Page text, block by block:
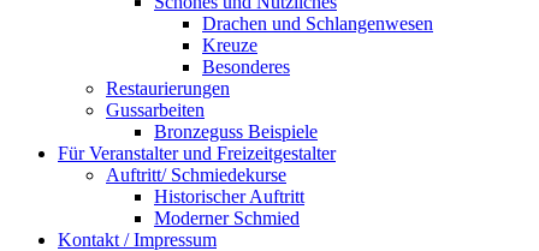
Drachen und Schlangenwesen
Kreuze
Besonderes
Restaurierungen
Gussarbeiten
Bronzeguss Beispiele
Für Veranstalter und Freizeitgestalter
Auftritt/ Schmiedekurse
Historischer Auftritt
Moderner Schmied
Kontakt / Impressum